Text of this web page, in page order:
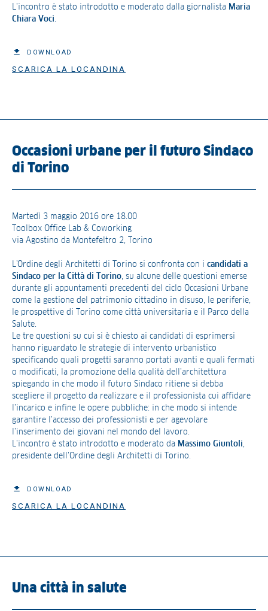
L’incontro è stato introdotto e moderato dalla giornalista Maria
Chiara Voci
DOWNLOAD
SCARICA LA LOCANDINA
Occasioni urbane per il futuro Sindaco
di Torino
Martedì 3 maggio 2016 ore 18.00
Toolbox Office Lab & Coworking
via Agostino da Montefeltro 2, Torino
L’Ordine degli Architetti di Torino si confronta con i candidati a
Sindaco per la Città di Torino , su alcune delle questioni emerse
durante gli appuntamenti precedenti del ciclo Occasioni Urbane
come la gestione del patrimonio cittadino in disuso, le periferie,
le prospettive di Torino come città universitaria e il Parco della
Salute.
Le tre questioni su cui si è chiesto ai candidati di esprimersi
hanno riguardato le strategie di intervento urbanistico
specificando quali progetti saranno portati avanti e quali fermati
o modificati, la promozione della qualità dell’architettura
spiegando in che modo il futuro Sindaco ritiene si debba
scegliere il progetto da realizzare e il professionista cui affidare
l’incarico e infine le opere pubbliche: in che modo si intende
garantire l’accesso dei professionisti e per agevolare
l’inserimento dei giovani nel mondo del lavoro.
L’incontro è stato introdotto e moderato da Massimo Giuntoli
presidente dell’Ordine degli Architetti di Torino.
DOWNLOAD
SCARICA LA LOCANDINA
Una città in salute